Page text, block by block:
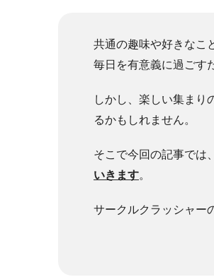
共通の趣味や好きなこ
毎日を有意義に過ごす
しかし、楽しい集まり
るかもしれません。
そこで今回の記事では、
いきます。
サークルクラッシャー